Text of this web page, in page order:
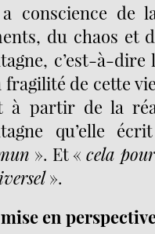
conscience de
du chaos et
c’est-à-dire
fragilité de cette
à partir de la
qu’elle
». Et « cela
».
en